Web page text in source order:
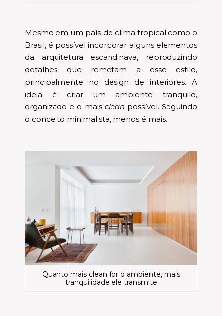
Mesmo em um país de clima tropical como o
Brasil, é possível incorporar alguns elementos
da arquitetura escandinava, reproduzindo
detalhes que remetam a esse estilo,
principalmente no design de interiores. A
ideia é criar um ambiente tranquilo,
organizado e o mais clean possível. Seguindo
o conceito minimalista, menos é mais.
Quanto mais clean for o ambiente, mais
tranquilidade ele transmite